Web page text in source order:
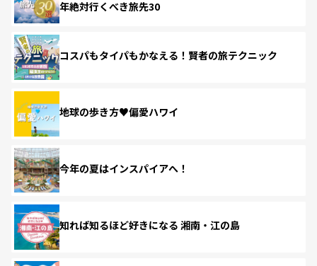
年絶対行くべき旅先30
コスパもタイパもかなえる！賢者の旅テクニック
地球の歩き方♥偏愛ハワイ
今年の夏はインスパイアへ！
知れば知るほど好きになる 湘南・江の島